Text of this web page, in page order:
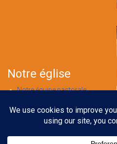
Notre église
Notre équipe pastorale
Notre foi